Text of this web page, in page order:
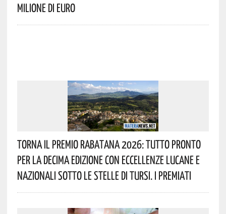
Milione Di Euro
Torna Il Premio Rabatana 2026: Tutto Pronto
Per La Decima Edizione Con Eccellenze Lucane E
Nazionali Sotto Le Stelle Di Tursi. I Premiati